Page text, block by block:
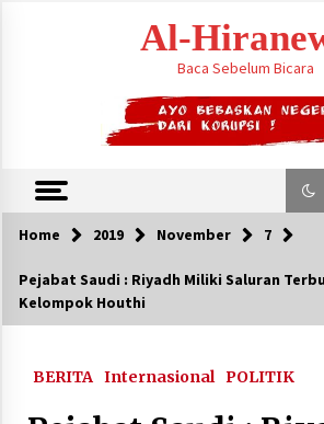
Al-
Baca Sebelum Bicara
Trending
KTT Trilateral : Pemimpim
Home 2019 November 7
Pejabat Saudi : Riyadh Miliki Saluran
Kelompok Houthi
BERITA Internasional POLITIK